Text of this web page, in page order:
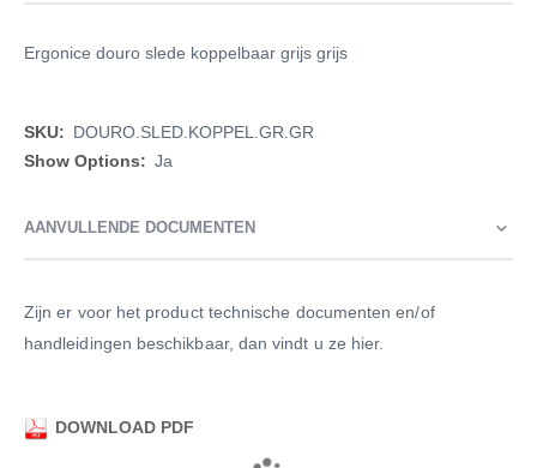
Ergonice douro slede koppelbaar grijs grijs
Meer
informatie
DOURO.SLED.KOPPEL.GR.GR
Ja
AANVULLENDE DOCUMENTEN
Zijn er voor het product technische documenten en/of
handleidingen beschikbaar, dan vindt u ze hier.
DOWNLOAD PDF